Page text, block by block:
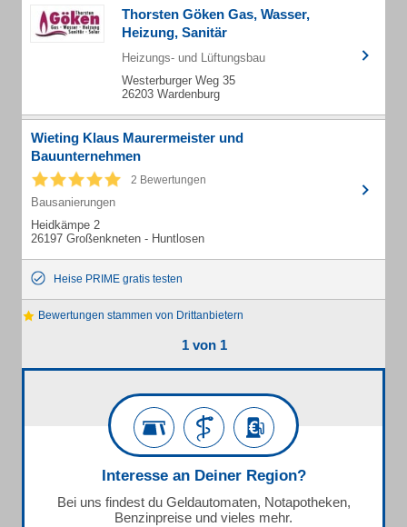
Thorsten Göken Gas, Wasser,
Heizung, Sanitär
Heizungs- und Lüftungsbau
Westerburger Weg 35
26203 Wardenburg
Wieting Klaus Maurermeister und
Bauunternehmen
2 Bewertungen
Bausanierungen
Heidkämpe 2
26197 Großenkneten - Huntlosen
Heise PRIME gratis testen
Bewertungen stammen von Drittanbietern
1 von 1
Interesse an Deiner Region?
Bei uns findest du Geldautomaten, Notapotheken,
Benzinpreise und vieles mehr.